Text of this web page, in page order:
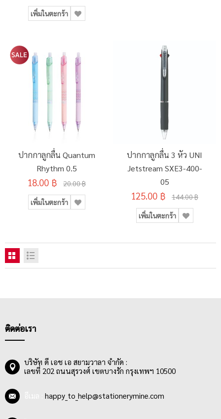
เพิ่มในตะกร้า
ปากกาลูกลื่น Quantum
Rhythm 0.5
18.00 ฿ 20.00 ฿
เพิ่มในตะกร้า
ปากกาลูกลื่น 3 หัว UNI
Jetstream SXE3-400-
05
125.00 ฿ 144.00 ฿
เพิ่มในตะกร้า
ติดต่อเรา
บริษัท ดี เอช เอ สยามวาลา จำกัด :
เลขที่ 202 ถนนสุรวงศ์ เขตบางรัก กรุงเทพฯ 10500
happy_to_help@stationerymine.com